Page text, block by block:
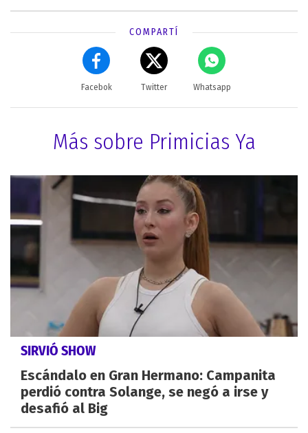
COMPARTÍ
Facebok Twitter Whatsapp
Más sobre Primicias Ya
SIRVIÓ SHOW
Escándalo en Gran Hermano: Campanita
perdió contra Solange, se negó a irse y
desafió al Big